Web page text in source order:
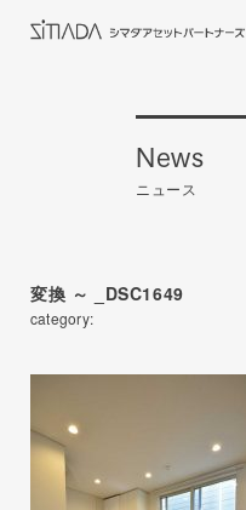
News
ニュース
変換 ～ _DSC1649
category: